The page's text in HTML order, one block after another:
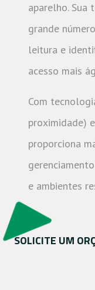
aparelho. Sua
grande
leitura e
acesso mais
Com
proximidade)
proporciona
e ambientes
SOLICITE UM